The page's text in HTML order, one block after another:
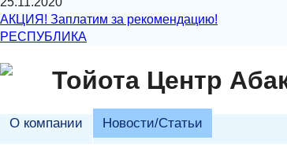
АКЦИЯ! Заплатим за рекомендацию!
РЕСПУБЛИКА
Тойота Центр
О компании Новости/Статьи